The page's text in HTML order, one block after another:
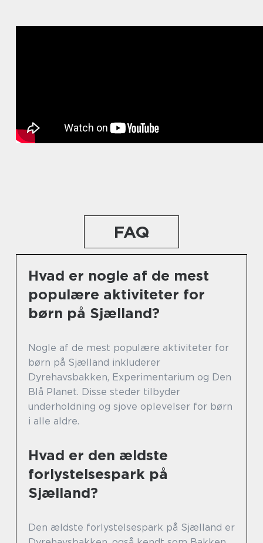
FAQ
Hvad er nogle af de mest
populære aktiviteter for
børn på Sjælland?
Nogle af de mest populære aktiviteter for
børn på Sjælland inkluderer
Dyrehavsbakken, Experimentarium og Den
Blå Planet. Disse steder tilbyder
underholdning og sjove oplevelser for børn
i alle aldre.
Hvad er den ældste
forlystelsespark på
Sjælland?
Den ældste forlystelsespark på Sjælland er